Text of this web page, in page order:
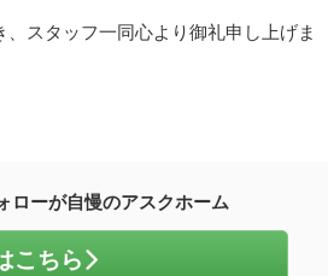
スタッフ一同心より御礼申し上げま
ローが自慢のアスクホーム
こちら